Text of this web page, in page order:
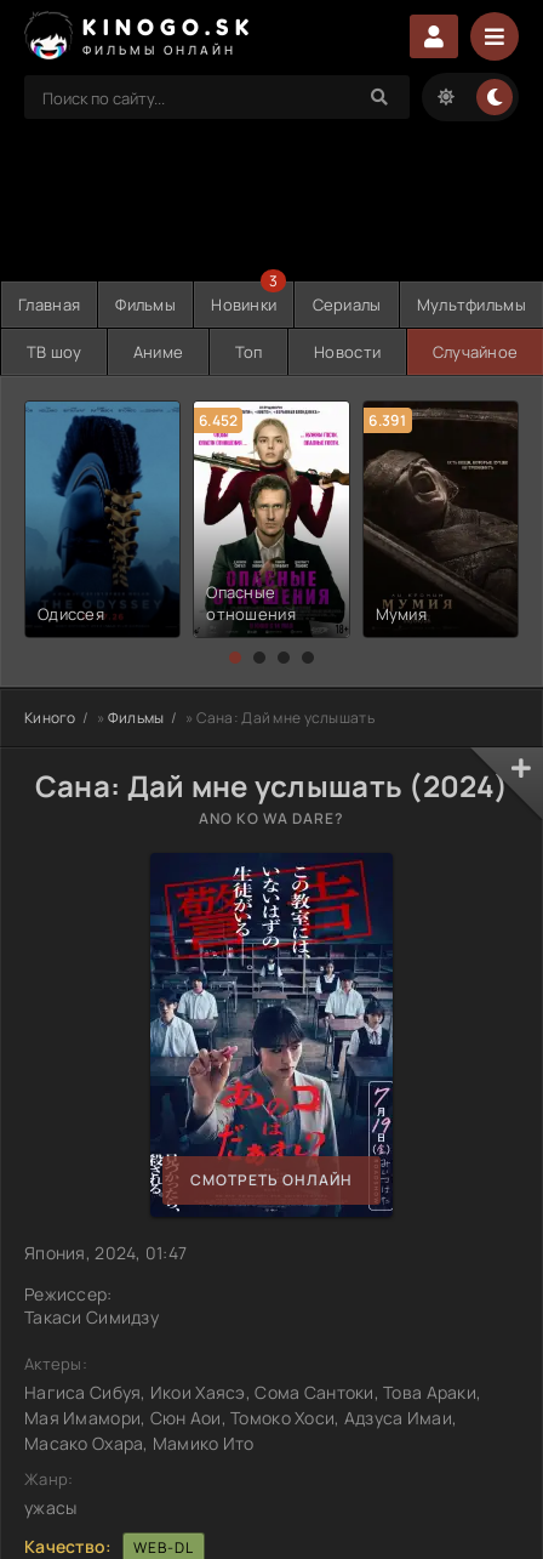
KINOGO.SK
ФИЛЬМЫ ОНЛАЙН
Главная Фильмы Новинки
3
Сериалы Мультфильмы
ТВ шоу Аниме Топ Новости Случайное
Одиссея
6.452
Опасные
отношения
6.391
Мумия
Киного » Фильмы » Сана: Дай мне услышать
Сана: Дай мне услышать (2024)
ANO KO WA DARE?
СМОТРЕТЬ ОНЛАЙН
Япония, 2024, 01:47
Режиссер:
Такаси Симидзу
Актеры:
Нагиса Сибуя, Икои Хаясэ, Сома Сантоки, Това Араки,
Мая Имамори, Сюн Аои, Томоко Хоси, Адзуса Имаи,
Масако Охара, Мамико Ито
Жанр:
ужасы
Качество:
WEB-DL